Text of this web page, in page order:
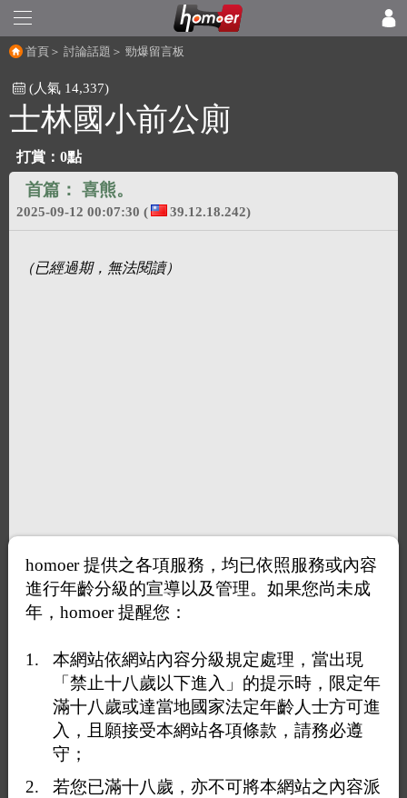
首頁 ＞ 討論話題 ＞ 勁爆留言板
(人氣 14,337)
士林國小前公廁
打賞： 0點
首篇： 喜熊。
2025-09-12 00:07:30 ( 39.12.18.242)
（已經過期，無法閱讀）
homoer 提供之各項服務，均已依照服務或內容
進行年齡分級的宣導以及管理。如果您尚未成
年，homoer 提醒您：
本網站依網站內容分級規定處理，當出現
「禁止十八歲以下進入」的提示時，限定年
滿十八歲或達當地國家法定年齡人士方可進
入，且願接受本網站各項條款，請務必遵
守；
若您已滿十八歲，亦不可將本網站之內容派